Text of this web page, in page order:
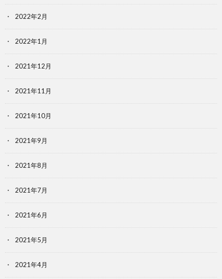
2022年2月
2022年1月
2021年12月
2021年11月
2021年10月
2021年9月
2021年8月
2021年7月
2021年6月
2021年5月
2021年4月